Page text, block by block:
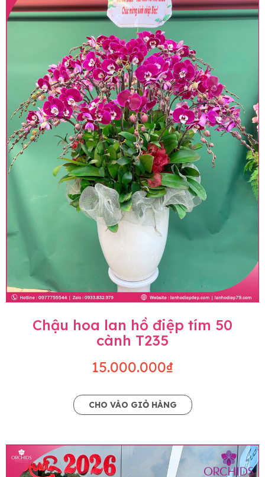
Chậu hoa lan hồ điệp tím 50
cành T235
15.000.000₫
CHO VÀO GIỎ HÀNG